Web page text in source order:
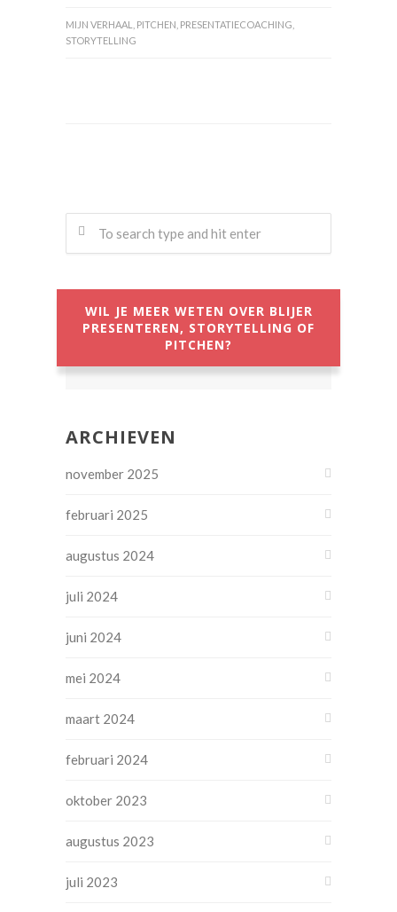
MIJN VERHAAL PITCHEN PRESENTATIECOACHING
STORYTELLING
WIL JE MEER WETEN OVER BLIJER
PRESENTEREN, STORYTELLING OF
PITCHEN?
ARCHIEVEN
november 2025
februari 2025
augustus 2024
juli 2024
juni 2024
mei 2024
maart 2024
februari 2024
oktober 2023
augustus 2023
juli 2023